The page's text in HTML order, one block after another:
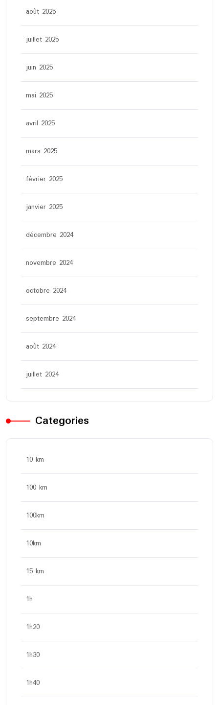
août 2025
juillet 2025
juin 2025
mai 2025
avril 2025
mars 2025
février 2025
janvier 2025
décembre 2024
novembre 2024
octobre 2024
septembre 2024
août 2024
juillet 2024
Categories
10 km
100 km
100km
10km
15 km
1h
1h20
1h30
1h40